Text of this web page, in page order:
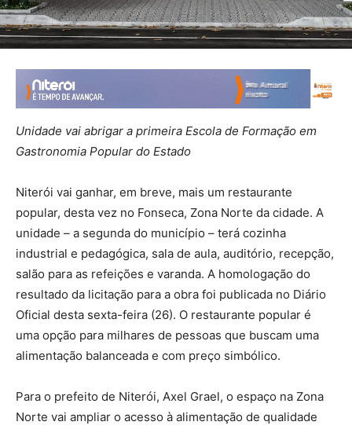
Unidade vai abrigar a primeira Escola de Formação em
Gastronomia Popular do Estado
Niterói vai ganhar, em breve, mais um restaurante
popular, desta vez no Fonseca, Zona Norte da cidade. A
unidade – a segunda do município – terá cozinha
industrial e pedagógica, sala de aula, auditório, recepção,
salão para as refeições e varanda. A homologação do
resultado da licitação para a obra foi publicada no Diário
Oficial desta sexta-feira (26). O restaurante popular é
uma opção para milhares de pessoas que buscam uma
alimentação balanceada e com preço simbólico.
Para o prefeito de Niterói, Axel Grael, o espaço na Zona
Norte vai ampliar o acesso à alimentação de qualidade